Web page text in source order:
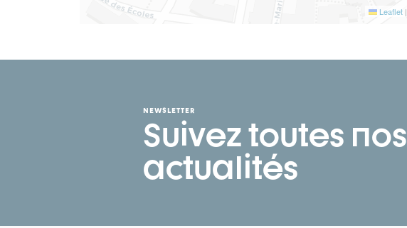
Leaflet |
NEWSLETTER
Suivez toutes nos
actualités